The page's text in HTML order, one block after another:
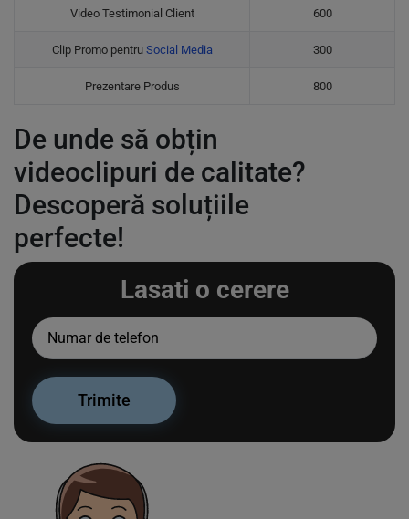
Video Testimonial Client 600
Clip Promo pentru Social Media 300
Prezentare Produs 800
De unde să obțin
videoclipuri de calitate?
Descoperă soluțiile
perfecte!
Lasati o cerere